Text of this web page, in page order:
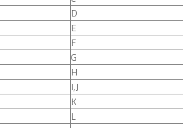
D
E
F
G
H
I,J
K
L